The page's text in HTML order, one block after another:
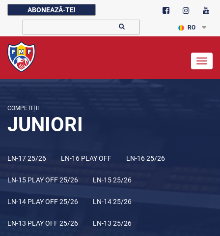
ABONEAZĂ-TE!
RO
COMPETIȚII
JUNIORI
LN-17 25/26 LN-16 PLAY OFF LN-16 25/26
LN-15 PLAY OFF 25/26 LN-15 25/26
LN-14 PLAY OFF 25/26 LN-14 25/26
LN-13 PLAY OFF 25/26 LN-13 25/26